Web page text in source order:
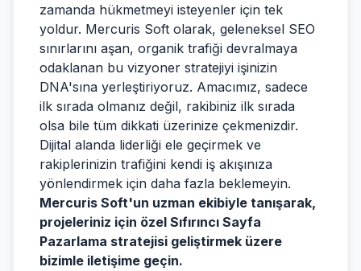
zamanda hükmetmeyi isteyenler için tek
yoldur. Mercuris Soft olarak, geleneksel SEO
sınırlarını aşan, organik trafiği devralmaya
odaklanan bu vizyoner stratejiyi işinizin
DNA'sına yerleştiriyoruz. Amacımız, sadece
ilk sırada olmanız değil, rakibiniz ilk sırada
olsa bile tüm dikkati üzerinize çekmenizdir.
Dijital alanda liderliği ele geçirmek ve
rakiplerinizin trafiğini kendi iş akışınıza
yönlendirmek için daha fazla beklemeyin.
Mercuris Soft'un uzman ekibiyle tanışarak,
projeleriniz için özel Sıfırıncı Sayfa
Pazarlama stratejisi geliştirmek üzere
bizimle iletişime geçin.